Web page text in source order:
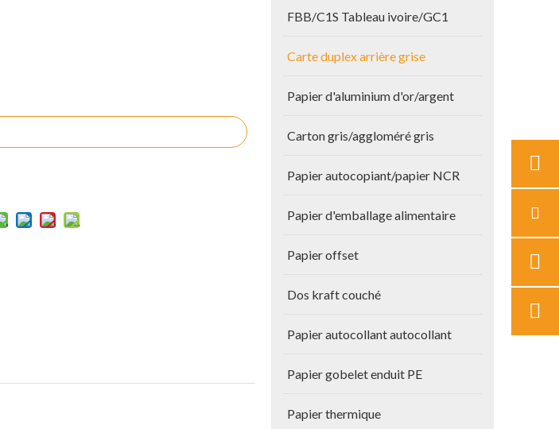
FBB/C1S Tableau ivoire/GC1
Carte duplex arrière grise
Papier d'aluminium d'or/argent
Carton gris/aggloméré gris
Papier autocopiant/papier NCR
Papier d'emballage alimentaire
Papier offset
Dos kraft couché
Papier autocollant autocollant
Papier gobelet enduit PE
Papier thermique